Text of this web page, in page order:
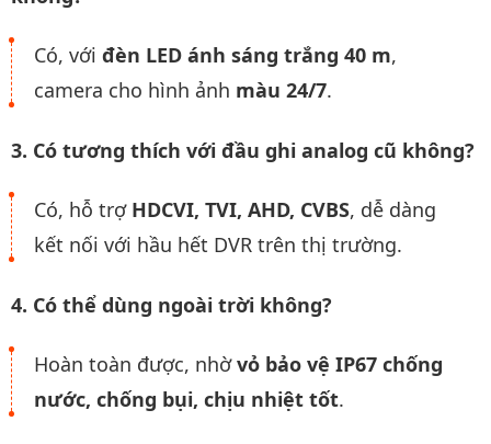
Có, với đèn LED ánh sáng trắng 40 m,
camera cho hình ảnh màu 24/7.
3. Có tương thích với đầu ghi analog cũ không?
Có, hỗ trợ HDCVI, TVI, AHD, CVBS, dễ dàng
kết nối với hầu hết DVR trên thị trường.
4. Có thể dùng ngoài trời không?
Hoàn toàn được, nhờvỏ bảo vệ IP67 chống
nước, chống bụi, chịu nhiệt tốt.